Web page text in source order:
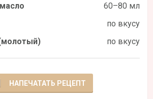
60–80 мл
по вкусу
по вкусу
НАПЕЧАТАТЬ РЕЦЕПТ